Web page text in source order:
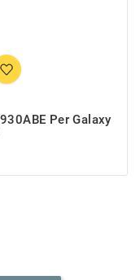
Per Galaxy